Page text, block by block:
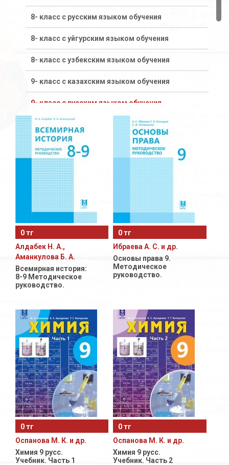
8- класс с русским языком обучения
8- класс с уйгурским языком обучения
8- класс с узбекским языком обучения
9- класс с казахским языком обучения
9- класс с русским языком обучения
9- класс с уйгурским языком обучения
9- класс с узбекским языком обучения
Старшая ступень
0 тг
Алдабек Н. А.,
Аманкулова Б. А.
Всемирная история:
8-9 Методическое
руководство.
0 тг
Ибраева А. С. и др.
Основы права 9.
Методическое
руководство.
0 тг
Оспанова М. К. и др.
Химия 9 русс.
Учебник. Часть 1
0 тг
Оспанова М. К. и др.
Химия 9 русс.
Учебник. Часть 2